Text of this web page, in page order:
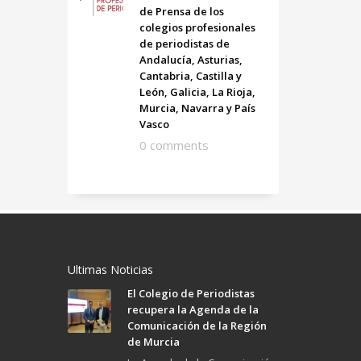
de Prensa de los
colegios profesionales
de periodistas de
Andalucía, Asturias,
Cantabria, Castilla y
León, Galicia, La Rioja,
Murcia, Navarra y País
Vasco
0 comments
Ultimas Noticias
El Colegio de Periodistas
recupera la Agenda de la
Comunicación de la Región
de Murcia